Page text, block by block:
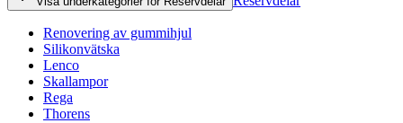
Renovering av gummihjul
Silikonvätska
Lenco
Skallampor
Rega
Thorens